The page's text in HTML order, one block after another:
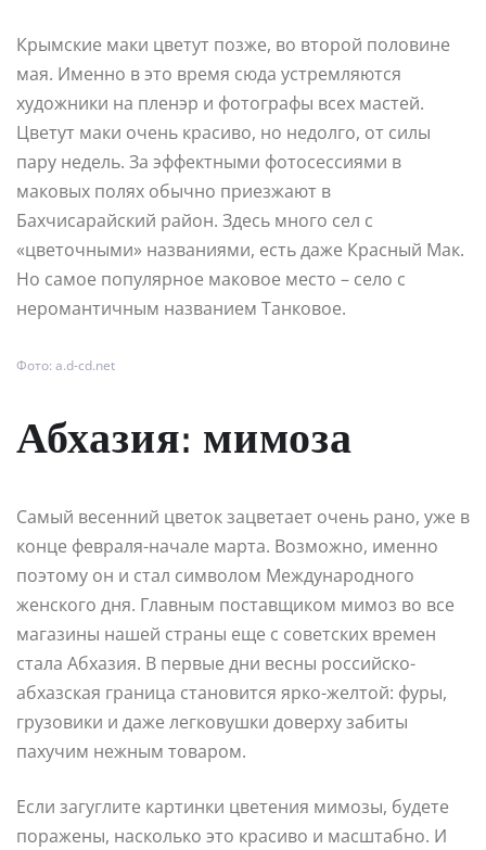
Крымские маки цветут позже, во второй половине
мая. Именно в это время сюда устремляются
художники на пленэр и фотографы всех мастей.
Цветут маки очень красиво, но недолго, от силы
пару недель. За эффектными фотосессиями в
маковых полях обычно приезжают в
Бахчисарайский район. Здесь много сел с
«цветочными» названиями, есть даже Красный Мак.
Но самое популярное маковое место – село с
неромантичным названием Танковое.
Фото: a.d-cd.net
Абхазия: мимоза
Самый весенний цветок зацветает очень рано, уже в
конце февраля-начале марта. Возможно, именно
поэтому он и стал символом Международного
женского дня. Главным поставщиком мимоз во все
магазины нашей страны еще с советских времен
стала Абхазия. В первые дни весны российско-
абхазская граница становится ярко-желтой: фуры,
грузовики и даже легковушки доверху забиты
пахучим нежным товаром.
Если загуглите картинки цветения мимозы, будете
поражены, насколько это красиво и масштабно. И